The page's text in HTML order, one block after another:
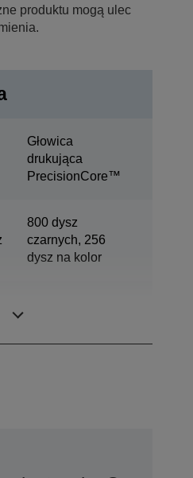
produktu mogą ulec
Głowica
drukująca
PrecisionCore™
800 dysz
czarnych, 256
dysz na kolor